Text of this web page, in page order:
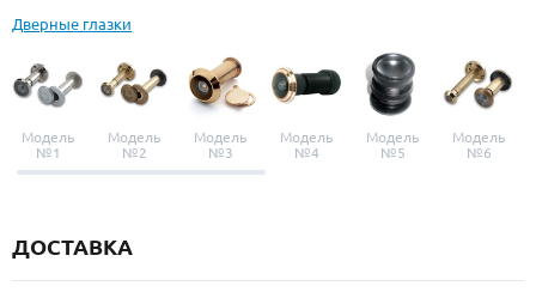
Дверные глазки
Модель
№1
Модель
№2
Модель
№3
Модель
№4
Модель
№5
Модель
№6
ДОСТАВКА